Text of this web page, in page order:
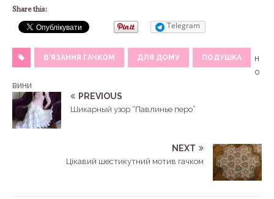
Share this:
Telegram
В'ЯЗАННЯ ГАЧКОМ ДЛЯ ДОМУ ПОДУШКА
н
о
вини
PREVIOUS
Шикарный узор “Павлинье перо”
NEXT
Цікавий шестикутний мотив гачком